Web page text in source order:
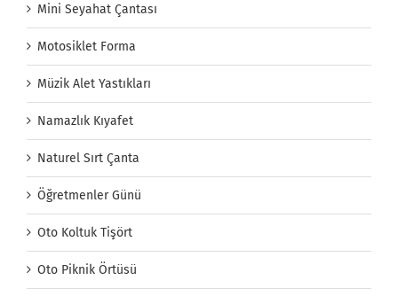
Mini Seyahat Çantası
Motosiklet Forma
Müzik Alet Yastıkları
Namazlık Kıyafet
Naturel Sırt Çanta
Öğretmenler Günü
Oto Koltuk Tişört
Oto Piknik Örtüsü